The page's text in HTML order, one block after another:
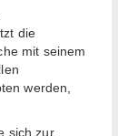
die
mit seinem
werden,
sich zur